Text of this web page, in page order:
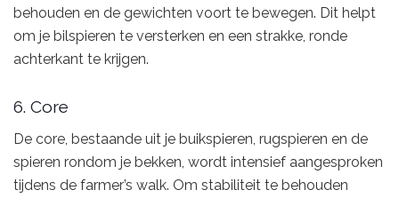
behouden en de gewichten voort te bewegen. Dit helpt
om je bilspieren te versterken en een strakke, ronde
achterkant te krijgen.
6. Core
De core, bestaande uit je buikspieren, rugspieren en de
spieren rondom je bekken, wordt intensief aangesproken
tijdens de farmer’s walk. Om stabiliteit te behouden